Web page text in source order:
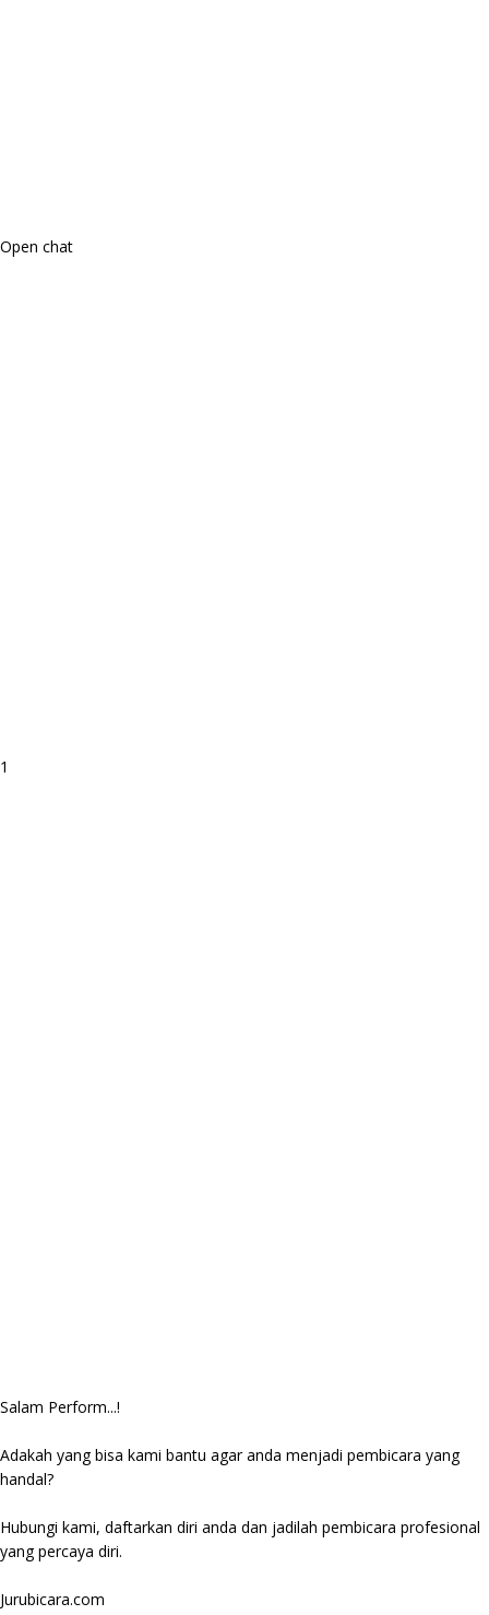
Open chat
1
Salam Perform...!
Adakah yang bisa kami bantu agar anda menjadi pembicara yang
handal?
Hubungi kami, daftarkan diri anda dan jadilah pembicara profesional
yang percaya diri.
Jurubicara.com